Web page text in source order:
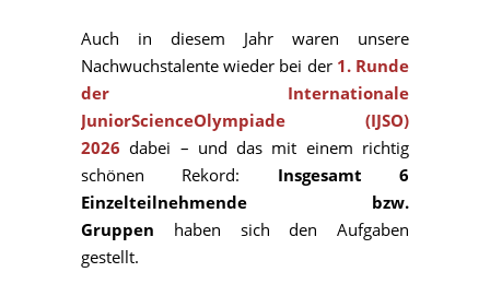
Auch in diesem Jahr waren unsere
Nachwuchstalente wieder bei der 1. Runde
der Internationale
JuniorScienceOlympiade (IJSO)
2026 dabei – und das mit einem richtig
schönen Rekord: Insgesamt 6
Einzelteilnehmende bzw.
Gruppen haben sich den Aufgaben
gestellt.